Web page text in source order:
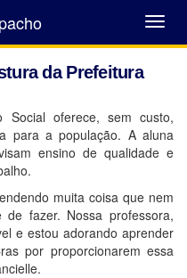
Abrir
Menu
da Prefeitura
Social oferece, sem custo,
para a população. A aluna
ensino de qualidade e
muita coisa que nem
fazer. Nossa professora,
e estou adorando aprender
por proporcionarem essa